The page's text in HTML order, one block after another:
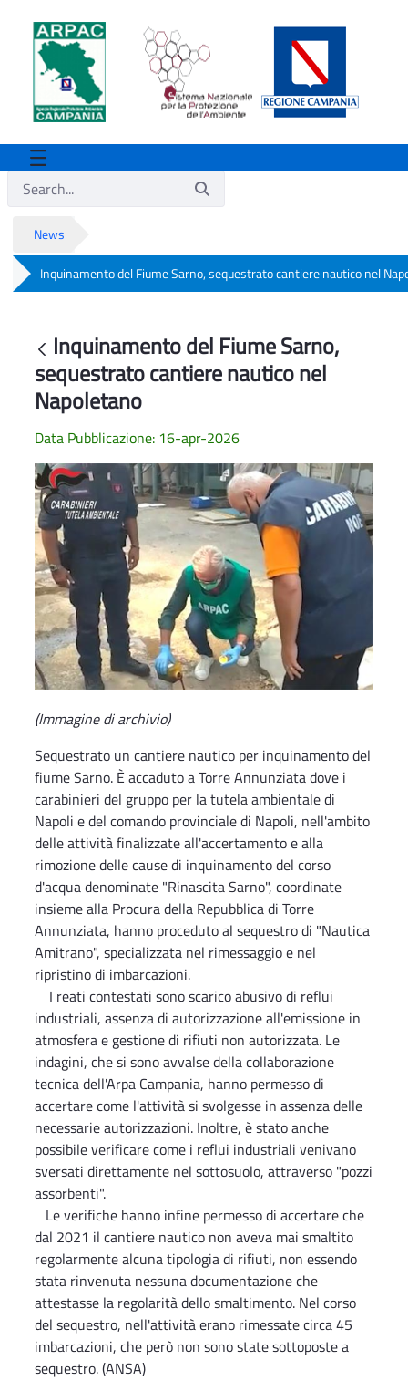
News
Inquinamento del Fiume Sarno, sequestrato cantiere nautico nel
Back
Inquinamento del Fiume Sarno,
sequestrato cantiere nautico nel
Napoletano
Data Pubblicazione: 16-apr-2026
(Immagine di archivio)
Sequestrato un cantiere nautico per inquinamento del
fiume Sarno. È accaduto a Torre Annunziata dove i
carabinieri del gruppo per la tutela ambientale di
Napoli e del comando provinciale di Napoli, nell'ambito
delle attività finalizzate all'accertamento e alla
rimozione delle cause di inquinamento del corso
d'acqua denominate "Rinascita Sarno", coordinate
insieme alla Procura della Repubblica di Torre
Annunziata, hanno proceduto al sequestro di "Nautica
Amitrano", specializzata nel rimessaggio e nel
ripristino di imbarcazioni.
I reati contestati sono scarico abusivo di reflui
industriali, assenza di autorizzazione all'emissione in
atmosfera e gestione di rifiuti non autorizzata. Le
indagini, che si sono avvalse della collaborazione
tecnica dell'Arpa Campania, hanno permesso di
accertare come l'attività si svolgesse in assenza delle
necessarie autorizzazioni. Inoltre, è stato anche
possibile verificare come i reflui industriali venivano
sversati direttamente nel sottosuolo, attraverso "pozzi
assorbenti".
Le verifiche hanno infine permesso di accertare che
dal 2021 il cantiere nautico non aveva mai smaltito
regolarmente alcuna tipologia di rifiuti, non essendo
stata rinvenuta nessuna documentazione che
attestasse la regolarità dello smaltimento. Nel corso
del sequestro, nell'attività erano rimessate circa 45
imbarcazioni, che però non sono state sottoposte a
sequestro. (ANSA)